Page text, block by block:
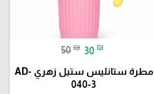
50 ₪ 30 ₪
مطرة ستانليس ستيل زهري AD-
040-3